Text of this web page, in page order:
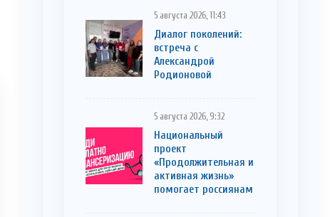
5 августа 2026, 11:43
Диалог поколений:
встреча с
Александрой
Родионовой
5 августа 2026, 9:32
Национальный
проект
«Продолжительная и
активная жизнь»
помогает россиянам